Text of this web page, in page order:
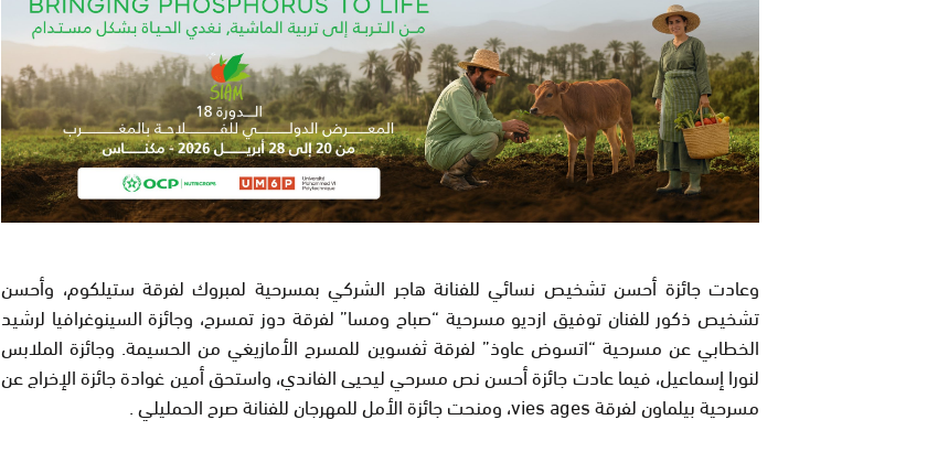
وعادت جائزة أحسن تشخيص نسائي للفنانة هاجر الشركي بمسرحية لمبروك لفرقة ستيلكوم، وأحسن
تشخيص ذكور للفنان توفيق ازديو مسرحية “صباح ومسا” لفرقة دوز تمسرح، وجائزة السينوغرافيا لرشيد
الخطابي عن مسرحية “اتسوض عاوذ” لفرقة ثفسوين للمسرح الأمازيغي من الحسيمة. وجائزة الملابس
لنورا إسماعيل، فيما عادت جائزة أحسن نص مسرحي ليحيى الفاندي، واستحق أمين غوادة جائزة الإخراج عن
مسرحية بيلماون لفرقة vies ages، ومنحت جائزة الأمل للمهرجان للفنانة صرح الحمليلي .